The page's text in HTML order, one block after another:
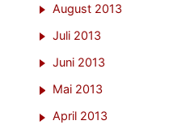
August 2013
Juli 2013
Juni 2013
Mai 2013
April 2013